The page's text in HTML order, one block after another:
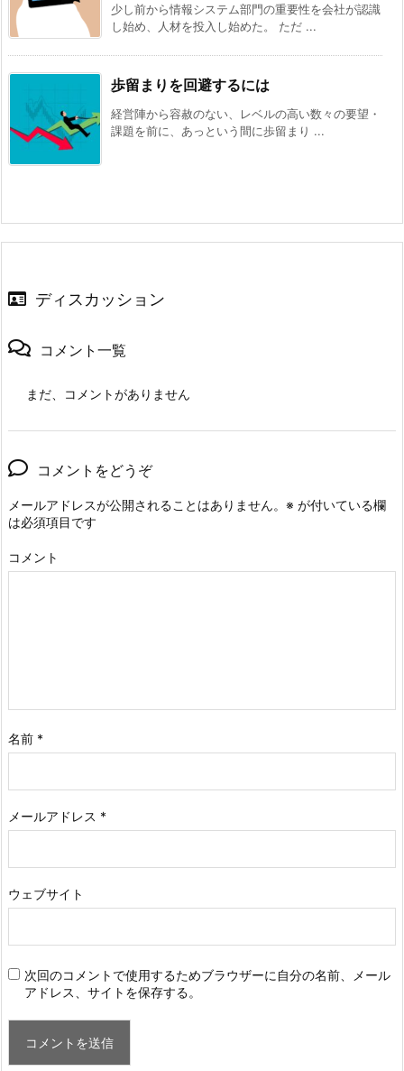
少し前から情報システム部門の重要性を会社が認識
し始め、人材を投入し始めた。 ただ ...
歩留まりを回避するには
経営陣から容赦のない、レベルの高い数々の要望・
課題を前に、あっという間に歩留まり ...
ディスカッション
コメント一覧
まだ、コメントがありません
コメントをどうぞ
メールアドレスが公開されることはありません。 ※ が付いている欄
は必須項目です
コメント
名前 *
メールアドレス *
ウェブサイト
次回のコメントで使用するためブラウザーに自分の名前、メール
アドレス、サイトを保存する。